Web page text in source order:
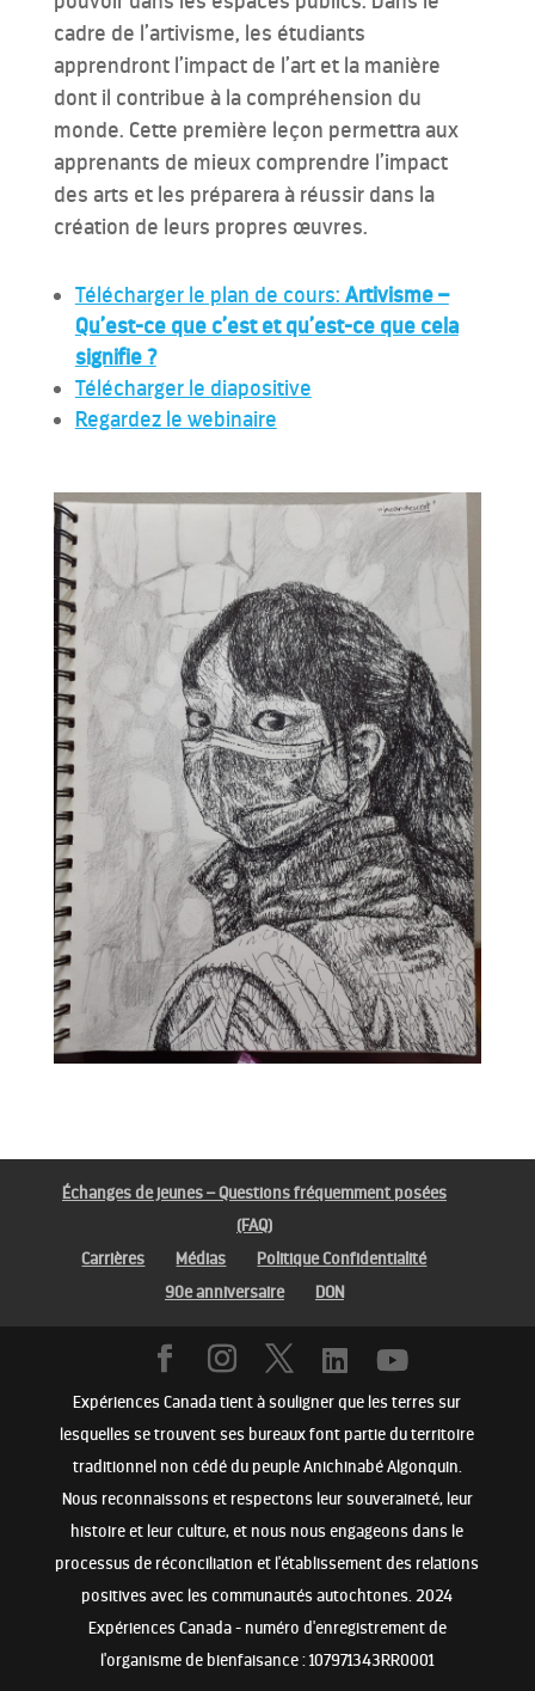
cadre de l’artivisme, les étudiants
apprendront l’impact de l’art et la manière
dont il contribue à la compréhension du
monde. Cette première leçon permettra aux
apprenants de mieux comprendre l’impact
des arts et les préparera à réussir dans la
création de leurs propres œuvres.
Télécharger le plan de cours: Artivisme –
Qu’est-ce que c’est et qu’est-ce que cela
signifie ?
Télécharger le diapositive
Regardez le webinaire
Échanges de jeunes – Questions fréquemment posées
(FAQ)
Carrières
Médias
Politique Confidentialité
90e anniversaire
DON
Expériences Canada tient à souligner que les terres sur
lesquelles se trouvent ses bureaux font partie du territoire
traditionnel non cédé du peuple Anichinabé Algonquin.
Nous reconnaissons et respectons leur souveraineté, leur
histoire et leur culture, et nous nous engageons dans le
processus de réconciliation et l'établissement des relations
positives avec les communautés autochtones. 2024
Expériences Canada - numéro d'enregistrement de
l'organisme de bienfaisance : 107971343RR0001